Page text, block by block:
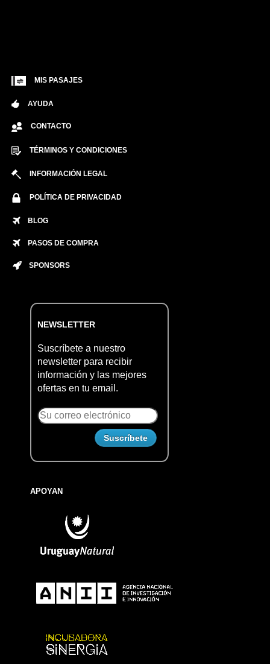
MIS PASAJES
AYUDA
CONTACTO
TÉRMINOS Y CONDICIONES
INFORMACIÓN LEGAL
POLÍTICA DE PRIVACIDAD
BLOG
PASOS DE COMPRA
SPONSORS
NEWSLETTER
Suscríbete a nuestro
newsletter para recibir
información y las mejores
ofertas en tu email.
APOYAN